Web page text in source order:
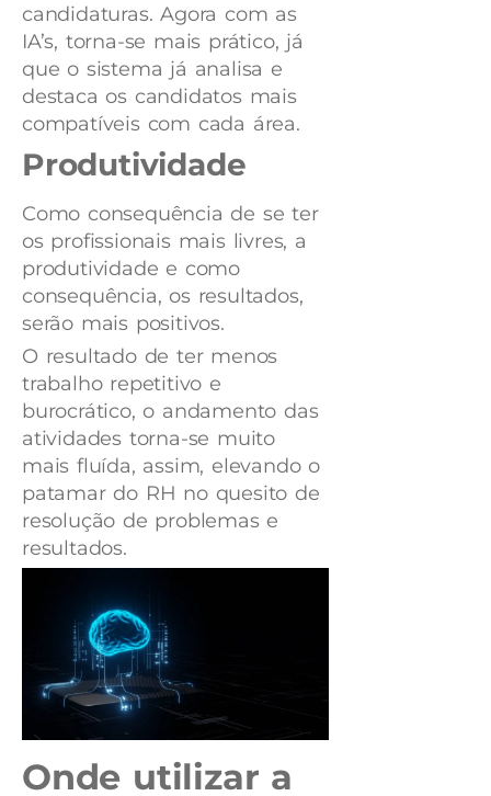
candidaturas. Agora com as
IA’s, torna-se mais prático, já
que o sistema já analisa e
destaca os candidatos mais
compatíveis com cada área.
Produtividade
Como consequência de se ter
os profissionais mais livres, a
produtividade e como
consequência, os resultados,
serão mais positivos.
O resultado de ter menos
trabalho repetitivo e
burocrático, o andamento das
atividades torna-se muito
mais fluída, assim, elevando o
patamar do RH no quesito de
resolução de problemas e
resultados.
Onde utilizar a